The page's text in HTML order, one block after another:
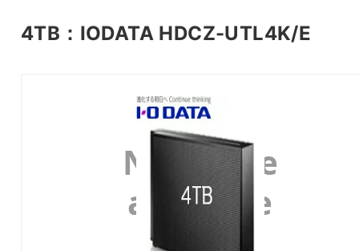
4TB：IODATA HDCZ-UTL4K/E